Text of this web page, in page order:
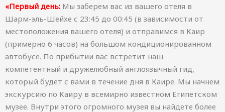
«Первый день: Мы заберем вас из вашего отеля в
Шарм-эль-Шейхе с 23:45 до 00:45 (в зависимости от
местоположения вашего отеля) и отправимся в Каир
(примерно 6 часов) на большом кондиционированном
автобусе. По прибытии вас встретит наш
компетентный и дружелюбный англоязычный гид,
который будет с вами в течение дня в Каире. Мы начнем
экскурсию по Каиру в всемирно известном Египетском
музее. Внутри этого огромного музея вы найдете более